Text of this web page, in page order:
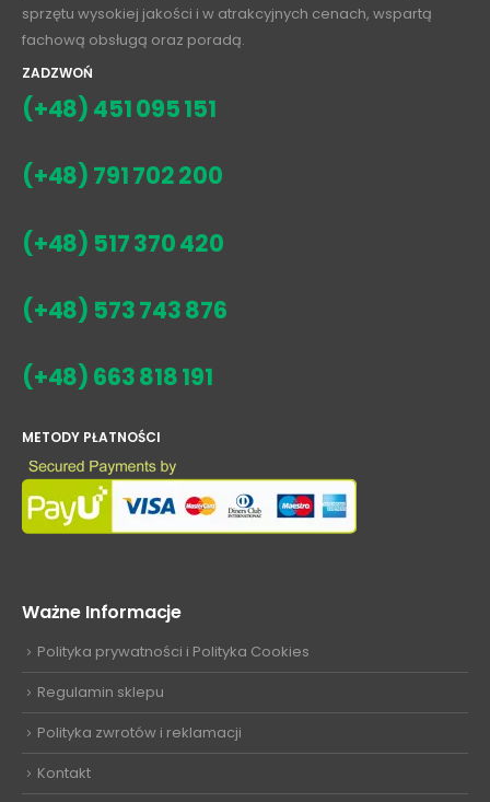
sprzętu wysokiej jakości i w atrakcyjnych cenach, wspartą
fachową obsługą oraz poradą.
ZADZWOŃ
(+48) 451 095 151
(+48) 791 702 200
(+48) 517 370 420
(+48) 573 743 876
(+48) 663 818 191
METODY PŁATNOŚCI
Ważne Informacje
Polityka prywatności i Polityka Cookies
Regulamin sklepu
Polityka zwrotów i reklamacji
Kontakt